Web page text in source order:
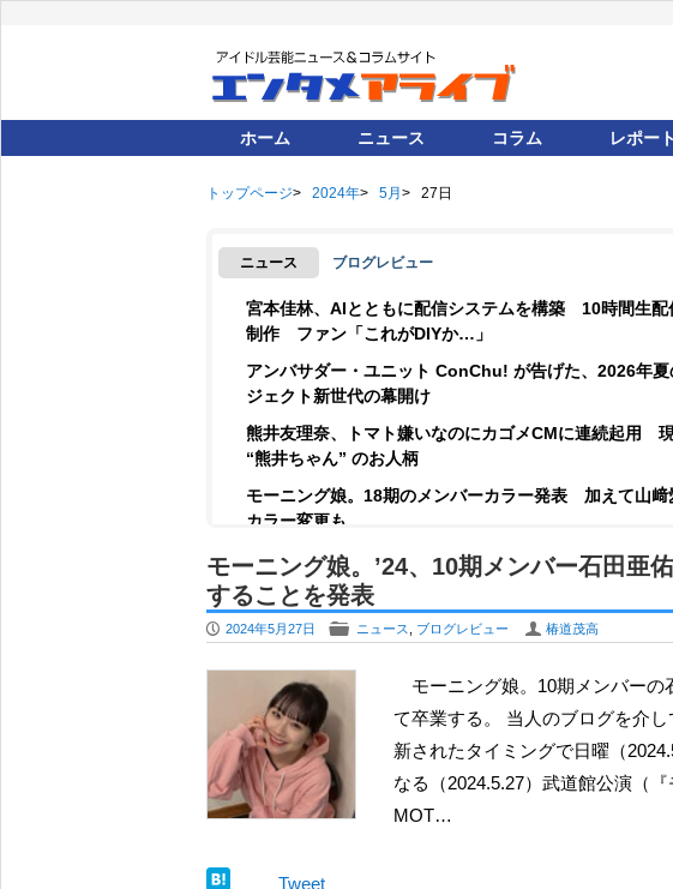
ホーム ニュース コラム レポート
トップページ 2024年 5月 27日
ニュース ブログレビュー
宮本佳林、AIとともに配信システムを構築 10時間生配
制作 ファン「これがDIYか…」
アンバサダー・ユニット ConChu! が告げた、2026年夏
ジェクト新世代の幕開け
熊井友理奈、トマト嫌いなのにカゴメCMに連続起用
“熊井ちゃん” のお人柄
モーニング娘。18期のメンバーカラー発表 加えて山﨑
カラー変更も
夏焼雅、アイドルオーディションを総合プロデュース
で「次代のロック」目指す
OCHA NORMA 北原もも、待望の初写真集『もももてぃ
定 ”妖艶” と “天真爛漫” の間で
牧野真莉愛、卒業後にインスタ更新 相変わらずの “牧
安堵
夏焼雅 YouTubeチャンネルに徳永千奈美！ このまま
するか
元モーニング娘。北川莉央、テレビ東京アナウンサー
モーニング娘。’24、10期メンバー石田亜
することを発表
P 2024年5月27日 F ニュース ブログレビュー U 椿道茂高
モーニング娘。10期メンバーの石田亜佑美が、2024年の秋のツアーをもっ
て卒業する。 当人のブログを介
新されたタイミングで日曜（
なる（2024.5.27）武道館公演（
MOT…
Tweet